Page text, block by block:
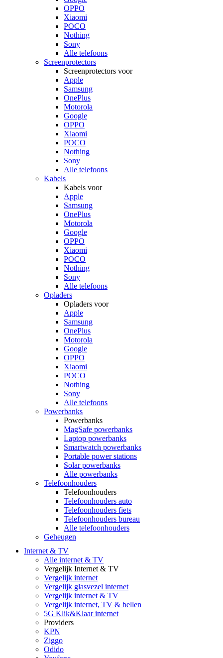
OPPO
Xiaomi
POCO
Nothing
Sony
Alle telefoons
Screenprotectors
Screenprotectors voor
Apple
Samsung
OnePlus
Motorola
Google
OPPO
Xiaomi
POCO
Nothing
Sony
Alle telefoons
Kabels
Kabels voor
Apple
Samsung
OnePlus
Motorola
Google
OPPO
Xiaomi
POCO
Nothing
Sony
Alle telefoons
Opladers
Opladers voor
Apple
Samsung
OnePlus
Motorola
Google
OPPO
Xiaomi
POCO
Nothing
Sony
Alle telefoons
Powerbanks
Powerbanks
MagSafe powerbanks
Laptop powerbanks
Smartwatch powerbanks
Portable power stations
Solar powerbanks
Alle powerbanks
Telefoonhouders
Telefoonhouders
Telefoonhouders auto
Telefoonhouders fiets
Telefoonhouders bureau
Alle telefoonhouders
Geheugen
Internet & TV
Alle internet & TV
Vergelijk Internet & TV
Vergelijk internet
Vergelijk glasvezel internet
Vergelijk internet & TV
Vergelijk internet, TV & bellen
5G Klik&Klaar internet
Providers
KPN
Ziggo
Odido